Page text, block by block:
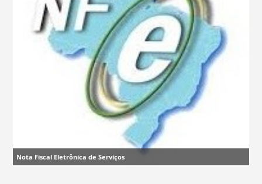
Nota Fiscal Eletrônica de Serviços